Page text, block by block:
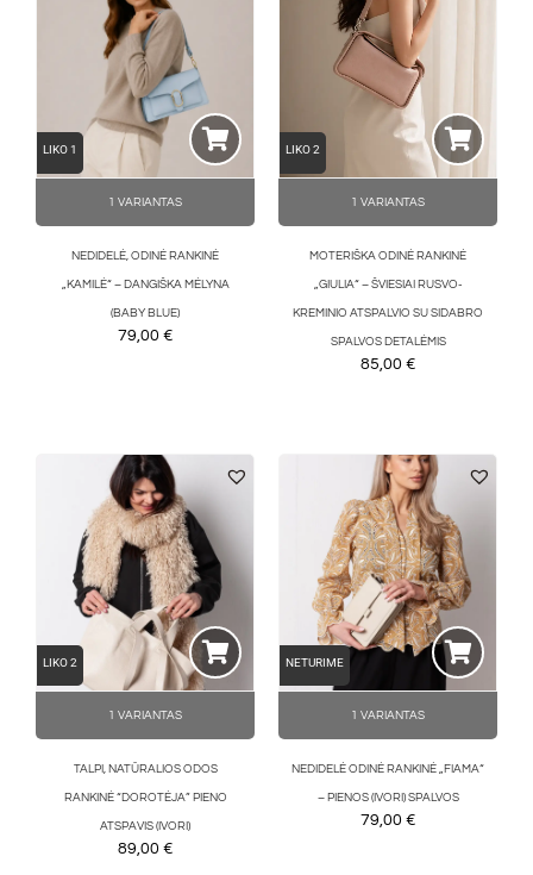
LIKO 1
1 VARIANTAS
NEDIDELĖ, ODINĖ RANKINĖ
„KAMILĖ“ – DANGIŠKA MĖLYNA
(BABY BLUE)
79,00 €
LIKO 2
1 VARIANTAS
MOTERIŠKA ODINĖ RANKINĖ
„GIULIA“ – ŠVIESIAI RUSVO-
KREMINIO ATSPALVIO SU SIDABRO
SPALVOS DETALĖMIS
85,00 €
LIKO 2
1 VARIANTAS
TALPI, NATŪRALIOS ODOS
RANKINĖ “DOROTĖJA” PIENO
ATSPAVIS (IVORI)
89,00 €
NETURIME
1 VARIANTAS
NEDIDELĖ ODINĖ RANKINĖ „FIAMA“
– PIENOS (IVORI) SPALVOS
79,00 €